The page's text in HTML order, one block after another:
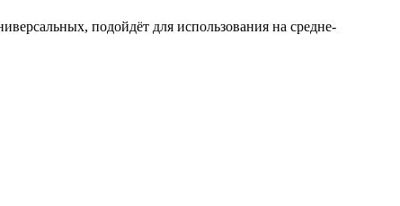
подойдёт для использования на средне-